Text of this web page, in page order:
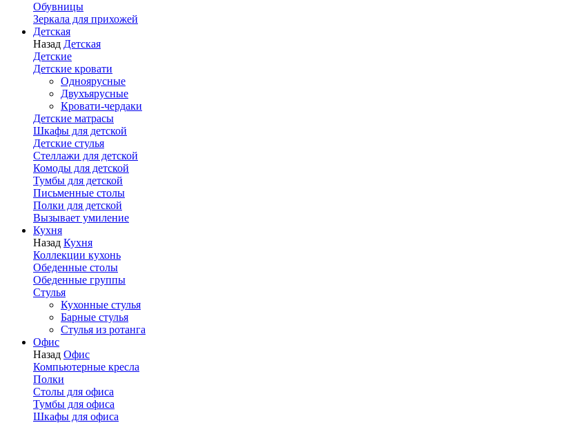
Обувницы
Зеркала для прихожей
Детская
Назад Детская
Детские
Детские кровати
Одноярусные
Двухъярусные
Кровати-чердаки
Детские матрасы
Шкафы для детской
Детские стулья
Стеллажи для детской
Комоды для детской
Тумбы для детской
Письменные столы
Полки для детской
Вызывает умиление
Кухня
Назад Кухня
Коллекции кухонь
Обеденные столы
Обеденные группы
Стулья
Кухонные стулья
Барные стулья
Стулья из ротанга
Офис
Назад Офис
Компьютерные кресла
Полки
Столы для офиса
Тумбы для офиса
Шкафы для офиса